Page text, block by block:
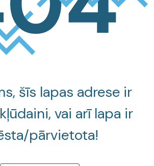
šīs lapas adrese ir
vai arī lapa ir
pārvietota!